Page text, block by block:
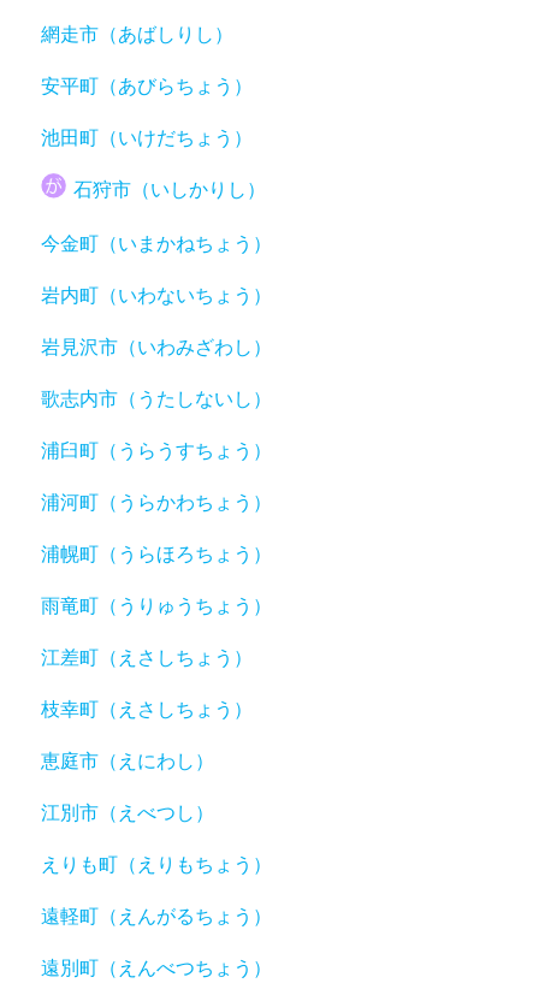
網走市（あばしりし）
安平町（あびらちょう）
池田町（いけだちょう）
石狩市（いしかりし）
今金町（いまかねちょう）
岩内町（いわないちょう）
岩見沢市（いわみざわし）
歌志内市（うたしないし）
浦臼町（うらうすちょう）
浦河町（うらかわちょう）
浦幌町（うらほろちょう）
雨竜町（うりゅうちょう）
江差町（えさしちょう）
枝幸町（えさしちょう）
恵庭市（えにわし）
江別市（えべつし）
えりも町（えりもちょう）
遠軽町（えんがるちょう）
遠別町（えんべつちょう）